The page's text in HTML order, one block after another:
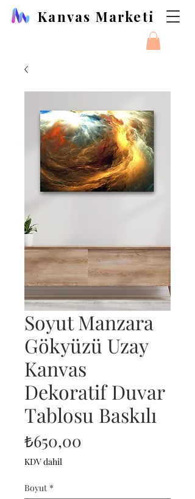
Kanvas Marketi
Soyut Manzara
Gökyüzü Uzay
Kanvas
Dekoratif Duvar
Tablosu Baskılı
₺650,00
KDV dahil
Boyut *